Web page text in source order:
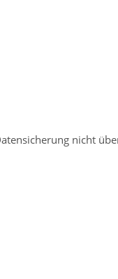
nicht